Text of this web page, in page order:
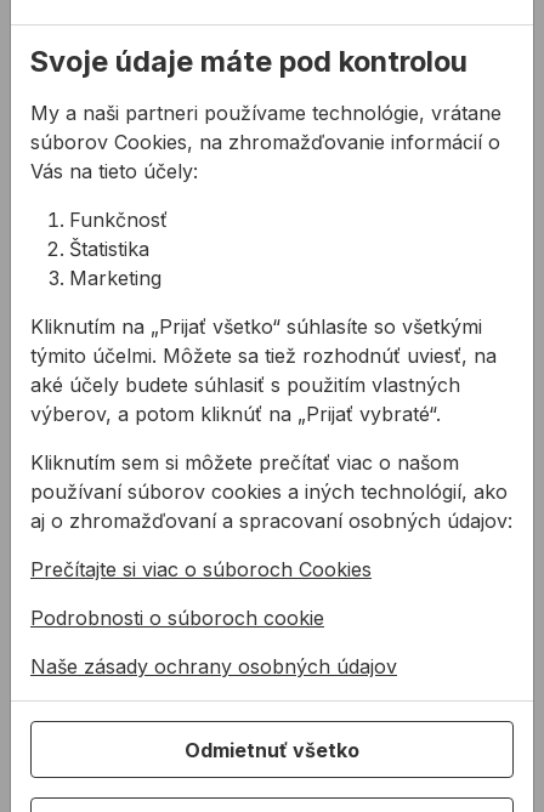
Povlak STABILA SPIKES pomáha predchádzať
pošmyknutiu aj na hladkých povrchoch a pri
meraní na väčšie vzdialenosti
Očko integrované v háku znamená, že upevnenie
možno rýchlo uvoľniť
Ergonomicky tvarované puzdro pre jednoduché
Šikovný plastový krúžok: jednoduché pridanie k
nameraným dĺžkam – 2 cm medzi nulovým bodom
a zárezom klinca, 5 cm medzi nulovým bodom a
začiatkom krúžku
Nulový bod je na začiatku spony pásky
Použitie:
Dlhé meracie pásma sú nepostrádateľnými
meracími nástrojmi na každodenné použitie – pre
všetkých profesionálov, ktorí potrebujú merať na
veľké a ešte väčšie vzdialenosti
Technické parametre:
Mierka: cm
Šírka pásma: 13mm
Začiatok merania W (od lícovacej hrany)
Háčik: univerzálny
Svoje údaje máte pod kontrolou
My a naši partneri používame technológie, vrátane
súborov Cookies, na zhromažďovanie informácií o
Vás na tieto účely:
Funkčnosť
Štatistika
Marketing
Kliknutím na „Prijať všetko“ súhlasíte so všetkými
týmito účelmi. Môžete sa tiež rozhodnúť uviesť, na
aké účely budete súhlasiť s použitím vlastných
výberov, a potom kliknúť na „Prijať vybraté“.
Kliknutím sem si môžete prečítať viac o našom
používaní súborov cookies a iných technológií, ako
aj o zhromažďovaní a spracovaní osobných údajov:
Prečítajte si viac o súboroch Cookies
Podrobnosti o súboroch cookie
Naše zásady ochrany osobných údajov
Odmietnuť všetko